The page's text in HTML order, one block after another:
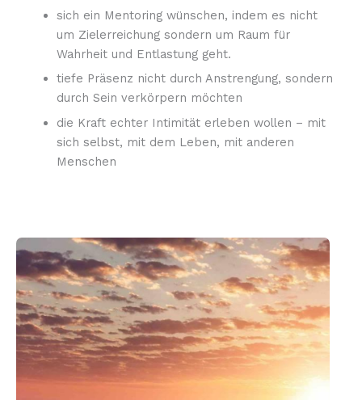
sich ein Mentoring wünschen, indem es nicht
um Zielerreichung sondern um Raum für
Wahrheit und Entlastung geht.
tiefe Präsenz nicht durch Anstrengung, sondern
durch Sein verkörpern möchten
die Kraft echter Intimität erleben wollen – mit
sich selbst, mit dem Leben, mit anderen
Menschen